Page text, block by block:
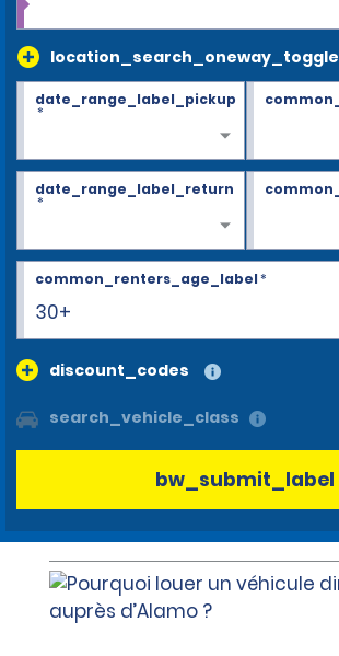
location_search_oneway_toggle
date_range_label_pickup
*
date_range_label_return
*
30+
common_renters_age_label*
discount_codes
search_vehicle_class
bw_submit_label